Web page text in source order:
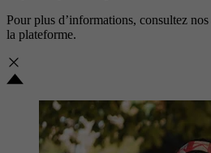
Pour plus d’informations, consultez nos
la plateforme.